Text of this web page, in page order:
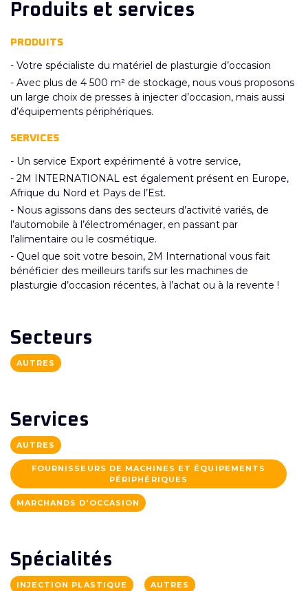
Produits et services
PRODUITS
- Votre spécialiste du matériel de plasturgie d’occasion
- Avec plus de 4 500 m² de stockage, nous vous proposons
un large choix de presses à injecter d’occasion, mais aussi
d’équipements périphériques.
SERVICES
- Un service Export expérimenté à votre service,
- 2M INTERNATIONAL est également présent en Europe,
Afrique du Nord et Pays de l’Est.
- Nous agissons dans des secteurs d’activité variés, de
l’automobile à l’électroménager, en passant par
l’alimentaire ou le cosmétique.
- Quel que soit votre besoin, 2M International vous fait
bénéficier des meilleurs tarifs sur les machines de
plasturgie d’occasion récentes, à l’achat ou à la revente !
Secteurs
AUTRES
Services
AUTRES
FOURNISSEURS DE MACHINES ET ÉQUIPEMENTS
PÉRIPHÉRIQUES
MARCHANDS D'OCCASION
Spécialités
INJECTION PLASTIQUE AUTRES